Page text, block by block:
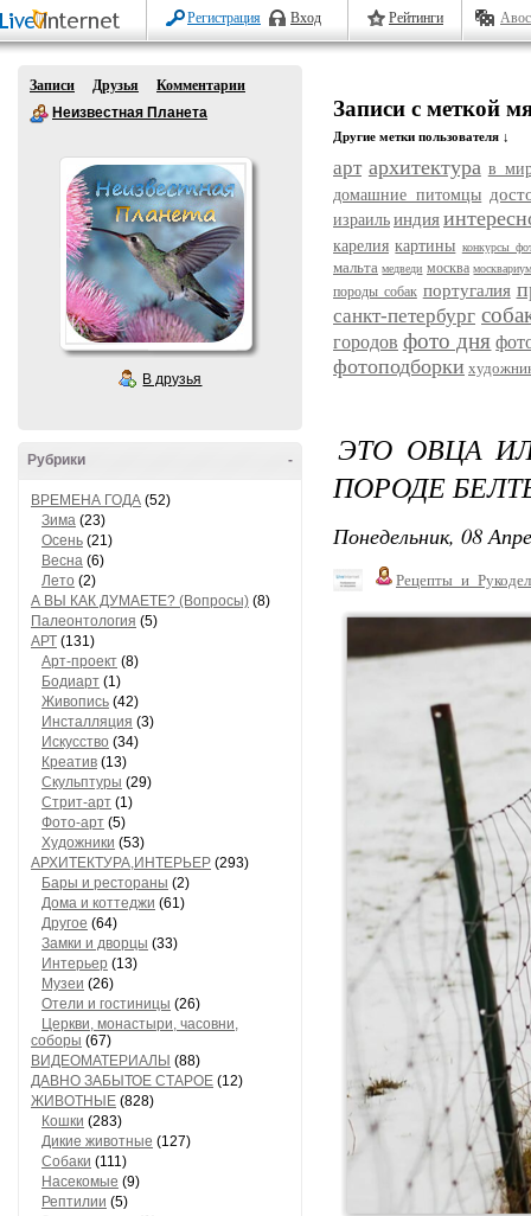
Регистрация Вход Рейтинги
Записи Друзья
Комментарии
Неизвестная Планета
В друзья
-
Рубрики
ВРЕМЕНА ГОДА (52)
Зима (23)
Осень (21)
Весна (6)
Лето (2)
А ВЫ КАК ДУМАЕТЕ? (Вопросы) (8)
Палеонтология (5)
АРТ (131)
Арт-проект (8)
Бодиарт (1)
Живопись (42)
Инсталляция (3)
Искусство (34)
Креатив (13)
Скульптуры (29)
Стрит-арт (1)
Фото-арт (5)
Художники (53)
АРХИТЕКТУРА,ИНТЕРЬЕР (293)
Бары и рестораны (2)
Дома и коттеджи (61)
Другое (64)
Замки и дворцы (33)
Интерьер (13)
Музеи (26)
Отели и гостиницы (26)
Церкви, монастыри, часовни,
соборы (67)
ВИДЕОМАТЕРИАЛЫ (88)
ДАВНО ЗАБЫТОЕ СТАРОЕ (12)
ЖИВОТНЫЕ (828)
Кошки (283)
Дикие животные (127)
Собаки (111)
Насекомые (9)
Рептилии (5)
Записи с меткой
Другие метки пользователя ↓
арт архитектура в
домашние питомцы
израиль индия
карелия картины конкурсы
мальта медведи москва
породы собак португалия
санкт-петербург
городов фото дня
фотоподборки
ЭТО ОВЦА
ПОРОДЕ
Понедельник, 08